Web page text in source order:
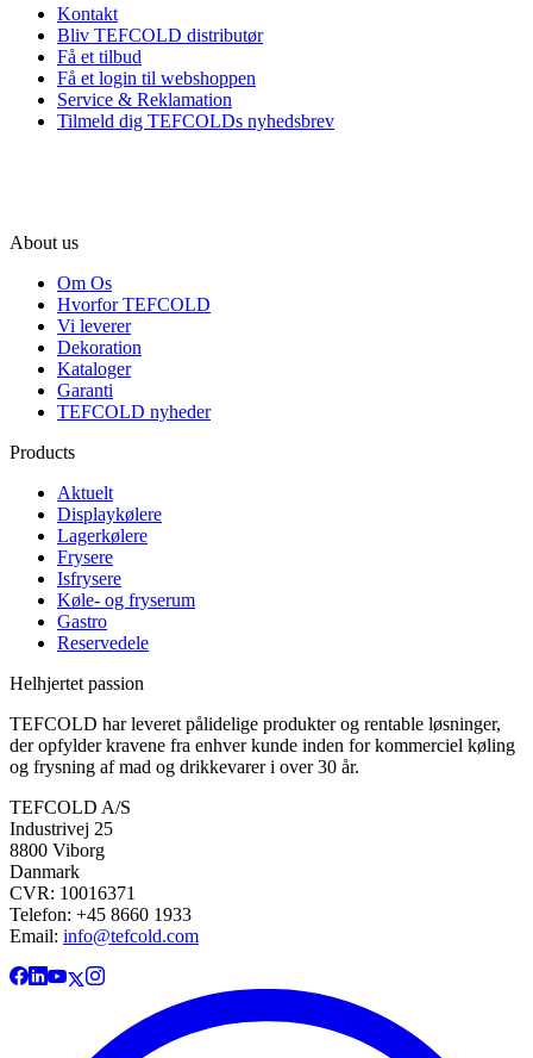
Kontakt
Bliv TEFCOLD distributør
Få et tilbud
Få et login til webshoppen
Service & Reklamation
Tilmeld dig TEFCOLDs nyhedsbrev
About us
Om Os
Hvorfor TEFCOLD
Vi leverer
Dekoration
Kataloger
Garanti
TEFCOLD nyheder
Products
Aktuelt
Displaykølere
Lagerkølere
Frysere
Isfrysere
Køle- og fryserum
Gastro
Reservedele
Helhjertet passion
TEFCOLD har leveret pålidelige produkter og rentable løsninger,
der opfylder kravene fra enhver kunde inden for kommerciel køling
og frysning af mad og drikkevarer i over 30 år.
TEFCOLD A/S
Industrivej 25
8800 Viborg
Danmark
CVR: 10016371
Telefon: +45 8660 1933
Email: info@tefcold.com